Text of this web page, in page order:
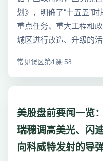
划》，明确了“十五五”时
重点任务、重大工程和
城区进行改造、升级的
常见误区第4课·58
美股盘前要闻一览
瑞穗调高美光、闪
向科威特发射的导